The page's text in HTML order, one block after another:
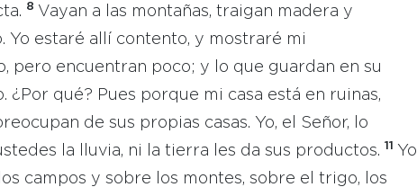
8 Vayan a las montañas, traigan madera y
Yo estaré allí contento, y mostraré mi
pero encuentran poco; y lo que guardan en su
¿Por qué? Pues porque mi casa está en ruinas,
de sus propias casas. Yo, el Señor, lo
la lluvia, ni la tierra les da sus productos. 11
Yo
campos y sobre los montes, sobre el trigo, los